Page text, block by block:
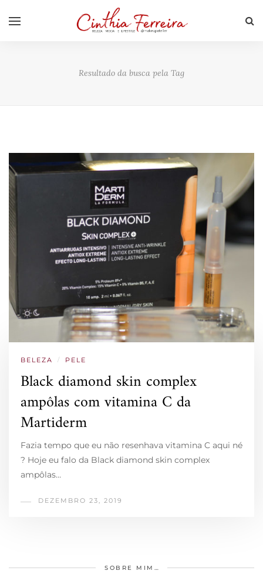
Resultado da busca pela Tag
BELEZA / PELE
Black diamond skin complex
ampôlas com vitamina C da
Martiderm
Fazia tempo que eu não resenhava vitamina C aqui né
? Hoje eu falo da Black diamond skin complex
ampôlas…
DEZEMBRO 23, 2019
SOBRE MIM…